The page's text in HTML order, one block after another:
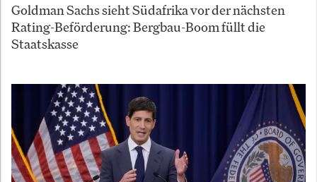
Goldman Sachs sieht Südafrika vor der nächsten
Rating-Beförderung: Bergbau-Boom füllt die
Staatskasse